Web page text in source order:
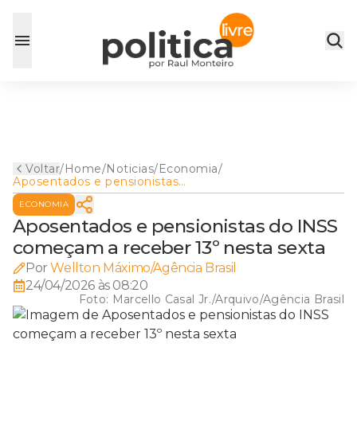
Voltar/Home/Noticias/Economia/
Aposentados e pensionistas
do INSS começam a receber
13º nesta sexta
ECONOMIA
Aposentados e pensionistas do INSS
começam a receber 13º nesta sexta
Por Wellton Máximo/Agência Brasil
24/04/2026 às 08:20
Foto: Marcello Casal Jr./Arquivo/Agência Brasil